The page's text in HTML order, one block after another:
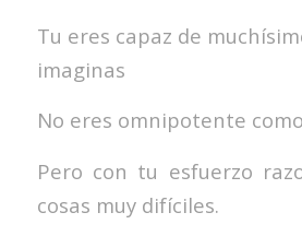
Tu eres capaz de
imaginas
No eres omnipotente
Pero con tu esfuerzo
cosas muy difíciles.